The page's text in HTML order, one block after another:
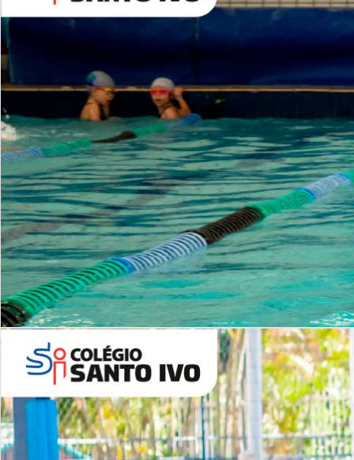
Período Integral | Saiba mais
ALUNOS NOVOS
Entre em Contato
INSTITUCIONAL